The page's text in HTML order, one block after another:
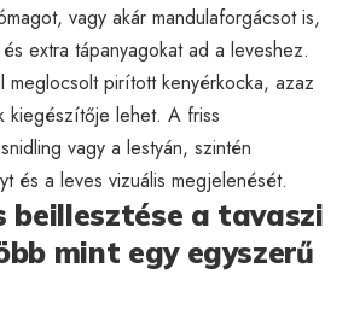
vagy akár mandulaforgácsot is,
extra tápanyagokat ad a leveshez.
meglocsolt pirított kenyérkocka, azaz
kiegészítője lehet. A friss
vagy a lestyán, szintén
és a leves vizuális megjelenését.
beillesztése a tavaszi
mint egy egyszerű